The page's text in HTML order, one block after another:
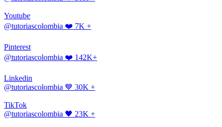
Youtube
@tutoriascolombia ❤️ 7K +
Pinterest
@tutoriascolombia ❤️ 142K+
Linkedin
@tutoriascolombia 💙 30K +
TikTok
@tutoriascolombia 🖤 23K +